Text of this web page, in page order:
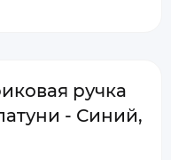
ручка
- Синий,